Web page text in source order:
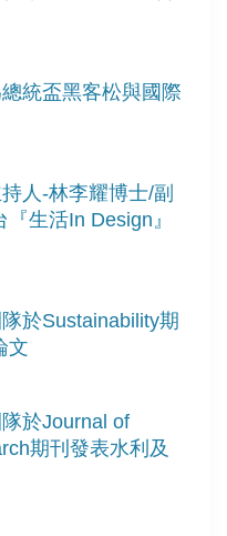
統盃黑客松與國際
人-林李耀博士/副
生活In Design』
於Sustainability期
文
於Journal of
期刊發表水利及